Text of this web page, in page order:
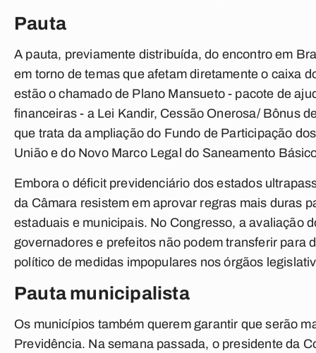
Pauta
A pauta, previamente distribuída, do encontro em
em torno de temas que afetam diretamente o caixa
estão o chamado de Plano Mansueto - pacote de
financeiras - a Lei Kandir, Cessão Onerosa/ Bônus
que trata da ampliação do Fundo de Participação
União e do Novo Marco Legal do Saneamento
Embora o déficit previdenciário dos estados
da Câmara resistem em aprovar regras mais duras
estaduais e municipais. No Congresso, a avaliação
governadores e prefeitos não podem transferir para
político de medidas impopulares nos órgãos
Pauta municipalista
Os municípios também querem garantir que serão
Previdência. Na semana passada, o presidente da